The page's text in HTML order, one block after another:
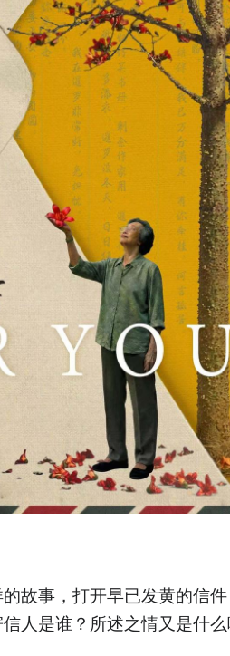
故事，打开早已发黄的信
人是谁？所述之情又是什么